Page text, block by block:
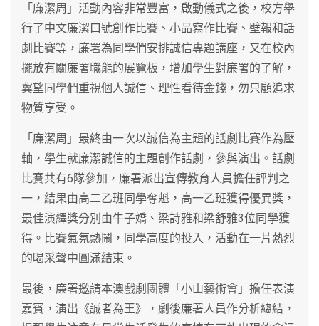
「廉潔周」活動內容非常豐富，啟動儀式之後，校方舉
行了中文廉潔口號創作比賽、小品寫作比賽、壁報和話
劇比賽等，廉署為同學們安排誠信專題講座，又在校內
擺放有關廉署職能的展覽板，增加學生對廉署的了解，
冀望同學們重視個人誠信、理性看待金錢，勿只顧追求
物質享受。
「廉潔周」最終由一次以誠信為主題的話劇比賽作為壓
軸，學生就廉潔誠信的主題創作話劇，參與演出。話劇
比賽共有6隊參加，廉署派出宣傳教育人員擔任評判之
一，結果由高二乙班同學奪魁，高一乙班獲得優異獎，
最佳演繹獎分別由牛子嬌、梁詩雅和梁舒雅3位同學獲
得。比賽氣氛熱鬧，同學高度的投入，活動在一片熱烈
的喝采聲中圓滿結束。
最後，廉署邀請本澳戲劇團體「小山藝術會」擔任表演
嘉賓，演出《誠者為王》，劇後廉署人員作分析總結，